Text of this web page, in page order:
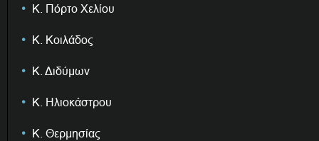
Κ. Πόρτο Χελίου
Κ. Κοιλάδος
Κ. Διδύμων
Κ. Ηλιοκάστρου
Κ. Θερμησίας